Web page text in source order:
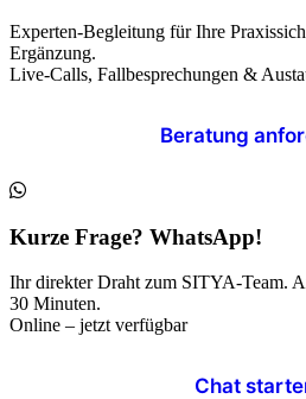
Experten-Begleitung für Ihre
Ergänzung.
Live-Calls, Fallbesprechungen &
Beratung
Kurze Frage? WhatsApp!
Ihr direkter Draht zum SITYA-Team.
30 Minuten.
Online – jetzt verfügbar
Chat